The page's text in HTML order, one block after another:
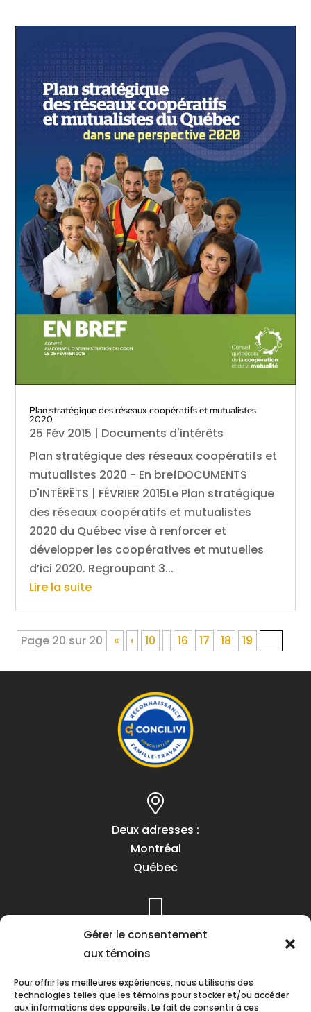
Gérer le consentement
aux témoins
Pour offrir les meilleures expériences, nous utilisons des
technologies telles que les témoins pour stocker et/ou accéder
aux informations des appareils. Le fait de consentir à ces
Plan stratégique des réseaux coopératifs et mutualistes
2020
25 Fév 2015 | Documents d'intérêts
Plan stratégique des réseaux coopératifs et
mutualistes 2020 - En brefDOCUMENTS
D'INTÉRÊTS | FÉVRIER 2015Le Plan stratégique
des réseaux coopératifs et mutualistes
2020 du Québec vise à renforcer et
développer les coopératives et mutuelles
d’ici 2020. Regroupant 3...
Lire la suite
Page 20 sur 20 « ‹ 10 16 17 18 19
Deux adresses :
Montréal
Québec
Téléphone :
(418) 622-1001